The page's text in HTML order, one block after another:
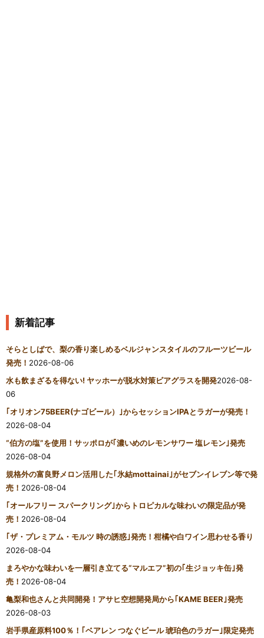
新着記事
そらとしばで、梨の香り楽しめるベルジャンスタイルのフルーツビール
発売！ 2026-08-06
水も飲まざるを得ない! ヤッホーが脱水対策ビアグラスを開発2026-08-
06
｢オリオン75BEER(ナゴビール）｣からセッションIPAとラガーが発売！
2026-08-04
“伯方の塩”を使用！サッポロが｢濃いめのレモンサワー 塩レモン｣発売
2026-08-04
規格外の富良野メロン活用した｢氷結mottainai｣がセブンイレブン等で発
売！ 2026-08-04
｢オールフリー スパークリング｣からトロピカルな味わいの限定品が発
売！ 2026-08-04
｢ザ・プレミアム・モルツ 時の誘惑｣発売！柑橘や白ワイン思わせる香り
2026-08-04
まろやかな味わいを一層引き立てる“マルエフ”初の｢生ジョッキ缶｣発
売！ 2026-08-04
亀梨和也さんと共同開発！アサヒ空想開発局から｢KAME BEER｣発売
2026-08-03
岩手県産原料100％！｢ベアレン つなぐビール 琥珀色のラガー｣限定発売